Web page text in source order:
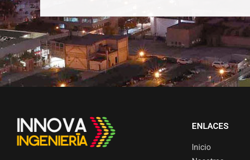
ENLACES
Inicio